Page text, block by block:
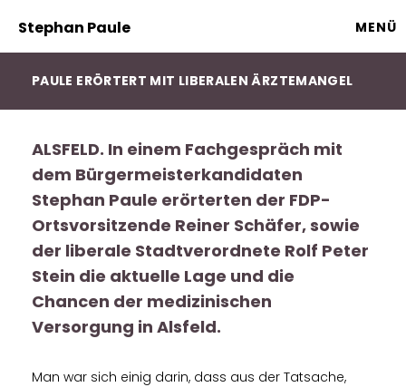
Stephan Paule MENÜ
PAULE ERÖRTERT MIT LIBERALEN ÄRZTEMANGEL
ALSFELD. In einem Fachgespräch mit
dem Bürgermeisterkandidaten
Stephan Paule erörterten der FDP-
Ortsvorsitzende Reiner Schäfer, sowie
der liberale Stadtverordnete Rolf Peter
Stein die aktuelle Lage und die
Chancen der medizinischen
Versorgung in Alsfeld.
Man war sich einig darin, dass aus der Tatsache,